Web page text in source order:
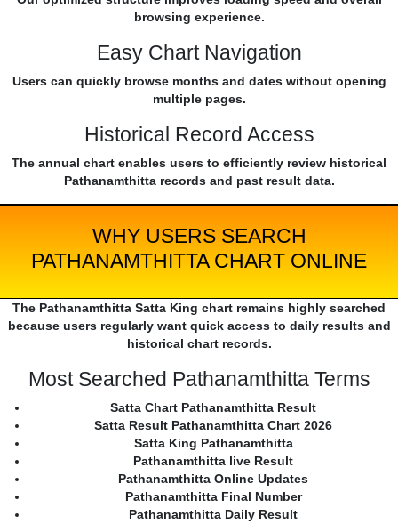
browsing experience.
Easy Chart Navigation
Users can quickly browse months and dates without opening
multiple pages.
Historical Record Access
The annual chart enables users to efficiently review historical
Pathanamthitta records and past result data.
WHY USERS SEARCH
PATHANAMTHITTA CHART ONLINE
The Pathanamthitta Satta King chart remains highly searched
because users regularly want quick access to daily results and
historical chart records.
Most Searched Pathanamthitta Terms
Satta Chart Pathanamthitta Result
Satta Result Pathanamthitta Chart 2026
Satta King Pathanamthitta
Pathanamthitta live Result
Pathanamthitta Online Updates
Pathanamthitta Final Number
Pathanamthitta Daily Result